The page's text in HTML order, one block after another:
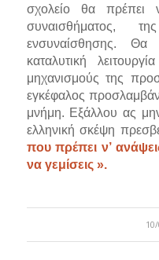
σχολείο θα πρέπει
συναισθήματος,
ενσυναίσθησης. Θα
καταλυτική
μηχανισμούς της
εγκέφαλος
μνήμη. Εξάλλου ας
ελληνική σκέψη
που πρέπει ν’
να γεμίσεις ».
/